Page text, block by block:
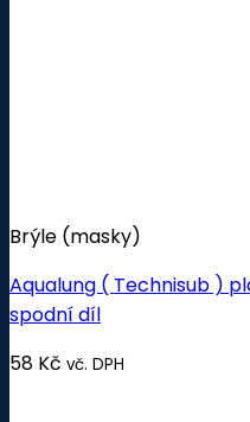
Brýle (masky)
Aqualung ( Technisub )
spodní díl
58 Kč vč. DPH